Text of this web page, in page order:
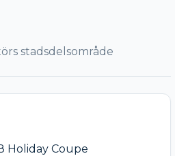
stadsdelsområde
Holiday Coupe